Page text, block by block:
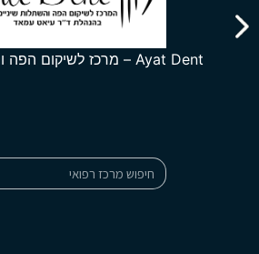
Ayat Dent – מרכז לשיקום הפה והשתלות שיניים